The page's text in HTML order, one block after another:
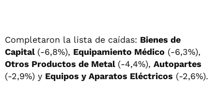
Completaron la lista de caídas: Bienes de
Capital (-6,8%), Equipamiento Médico (-6,3%),
Otros Productos de Metal (-4,4%), Autopartes
(-2,9%) y Equipos y Aparatos Eléctricos (-2,6%).